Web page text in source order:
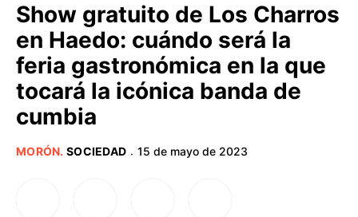
BUENOS AIRES
PROVINCIAS
Show gratuito de Los Charros
en Haedo: cuándo será la
feria gastronómica en la que
tocará la icónica banda de
cumbia
MORÓN. SOCIEDAD · 15 de mayo de 2023